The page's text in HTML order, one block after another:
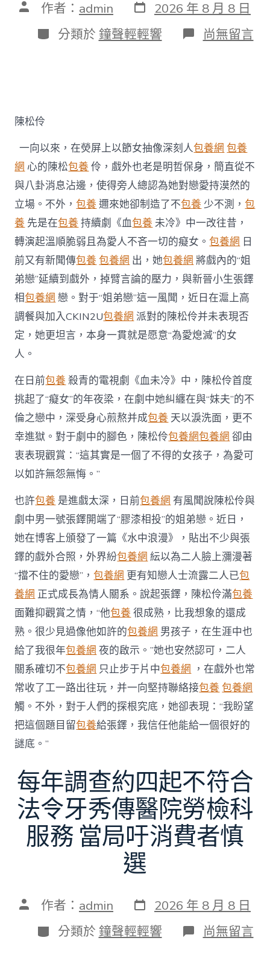
文 作者： admin 發
表
日
期
2026 年 8 月 8 日
分
類
分類於 鐘聲輕輕響 在
〈陳
姐
弟
戀
風
聞
戲
內
戲
外
皆
“為
愛
熄
滅”〉
中
尚無留言
陳松伶
一向以來，在熒屏上以節女抽像深刻人包養網 包養
網 心的陳松包養 伶，戲外也老是明哲保身，簡直從不
與八卦消息沾邊，使得旁人總認為她對戀愛持漠然的
立場。不外，包養 邇來她卻制造了不包養 少不測，包
養 先是在包養 持續劇《血包養 未冷》中一改往昔，
轉演起溫順脆弱且為愛人不吝一切的癡女。包養網 日
前又有新聞傳包養 包養網 出，她包養網 將戲內的“姐
弟戀”延續到戲外，掉臂言論的壓力，與新晉小生張鐸
相包養網 戀。對于“姐弟戀”這一風聞，近日在滬上高
調餐與加入CKIN2U包養網 派對的陳松伶并未表現否
定，她更坦言，本身一貫就是愿意“為愛熄滅”的女
人。
在日前包養 殺青的電視劇《血未冷》中，陳松伶首度
挑起了“癡女”的年夜梁，在劇中她糾纏在與“妹夫”的不
倫之戀中，深受身心煎熬并成包養 天以淚洗面，更不
幸進獄。對于劇中的腳色，陳松伶包養網包養網 卻由
衷表現觀賞：“這其實是一個了不得的女孩子，為愛可
以如許無怨無悔。”
也許包養 是進戲太深，日前包養網 有風聞說陳松伶與
劇中男一號張鐸開端了“膠漆相投”的姐弟戀。近日，
她在博客上頒發了一篇《水中浪漫》，貼出不少與張
鐸的戲外合照，外界紛包養網 紜以為二人臉上瀰漫著
“擋不住的愛戀”，包養網 更有知戀人士流露二人已包
養網 正式成長為情人關系。說起張鐸，陳松伶滿包養
面難抑觀賞之情，“他包養 很成熟，比我想象的還成
熟。很少見過像他如許的包養網 男孩子，在生涯中也
給了我很年包養網 夜的啟示。”她也安然認可，二人
關系確切不包養網 只止步于片中包養網 ，在戲外也常
常收了工一路出往玩，并一向堅持聯絡接包養 包養網
觸。不外，對于人們的探根究底，她卻表現：“我盼望
把這個題目留包養給張鐸，我信任他能給一個很好的
謎底。”
每年調查約四起不符合
法令牙秀傳醫院勞檢科
服務 當局吁消費者慎
選
文 作者： admin 發
表
日
期
2026 年 8 月 8 日
分
類
分類於 鐘聲輕輕響 在
〈每
尚無留言